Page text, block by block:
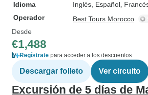
Idioma
Inglés, Español,
Operador
Best Tours Morocco
Desde
€1,488
Regístrate para acceder a los descuentos
Descargar folleto Ver circuito
Excursión de 5 días de